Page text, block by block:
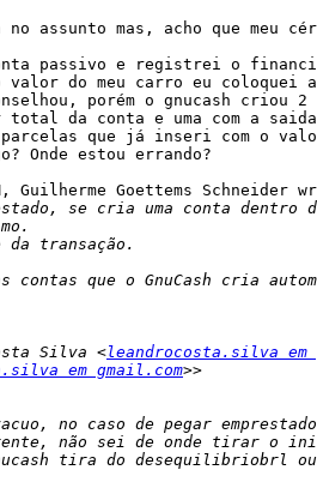
no assunto mas, acho que meu
passivo e registrei o
valor do meu carro eu coloquei
porém o gnucash criou
total da conta e uma com a
que já inseri com o
Onde estou errando?
Guilherme Goettems Schneider
Silva <leandrocosta.silva em
em gmail.com